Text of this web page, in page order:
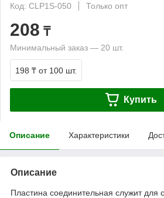
Код: CLP1S-050
Только опт
208 ₸
Минимальный заказ — 20 шт.
198 ₸ от 100 шт.
Купить
Описание Характеристики
Описание
Пластина соединительная служит для